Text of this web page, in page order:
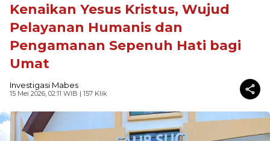
Kenaikan Yesus Kristus, Wujud
Pelayanan Humanis dan
Pengamanan Sepenuh Hati bagi
Umat
Investigasi Mabes
15 Mei 2026, 02:11 WIB | 157 Klik